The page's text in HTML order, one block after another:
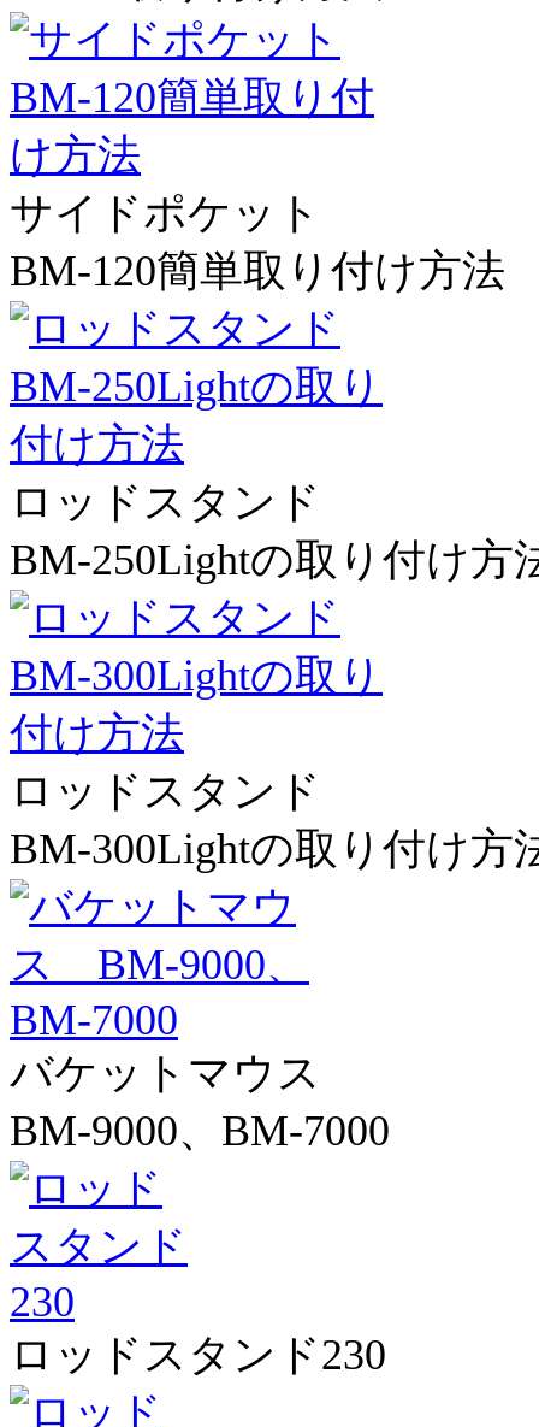
サイドポケット
BM-120簡単取り付け方法
ロッドスタンド
BM-250Lightの取り付け方
ロッドスタンド
BM-300Lightの取り付け方
バケットマウス
BM-9000、BM-7000
ロッドスタンド230